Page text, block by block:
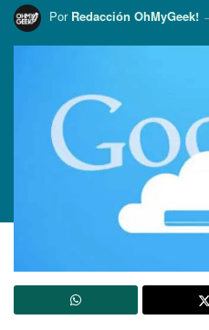
Por Redacción OhMyGeek!